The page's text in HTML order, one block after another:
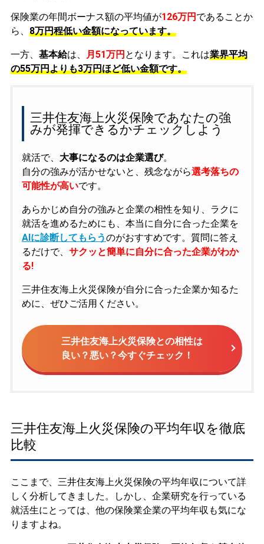
保険業の年間ボーナス額の平均値が126万円 であることか
ら、 8万円程低い金額になっています。
一方、 基本給は、 月51万円 となります。これは業界平均
の55万円よりも3万円ほど低い金額です。
三井住友海上火災保険であなたの強
みが発揮できるかチェックしよう
就活で、 大事になるのは企業選び。
自分の強みが活かせないと、残念ながら選考落ちの
可能性が高いです。
あらかじめ自分の強みと企業の相性を知り、ラクに
就活を進めるためにも、本当に自分に合った企業を
AIに診断してもらうのがおすすめです。質問に答え
るだけで、 サクッと簡単に自分に合った企業がわか
る!
三井住友海上火災保険が自分に合った企業か知るた
めに、ぜひご活用ください。
三井住友海上火災保険との相性は
良い？悪い？今すぐチェック！
三井住友海上火災保険の平均年収を徹底
比較
ここまで、三井住友海上火災保険の平均年収について詳
しく分析してきました。しかし、企業研究を行っている
就活生にとっては、他の保険業企業の平均年収も気にな
りますよね。